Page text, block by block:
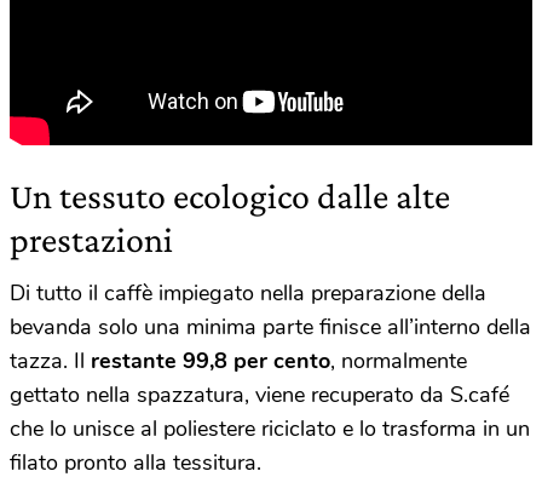
Un tessuto ecologico dalle alte
prestazioni
Di tutto il caffè impiegato nella preparazione della
bevanda solo una minima parte finisce all’interno della
tazza. Il restante 99,8 per cento, normalmente
gettato nella spazzatura, viene recuperato da S.café
che lo unisce al poliestere riciclato e lo trasforma in un
filato pronto alla tessitura.